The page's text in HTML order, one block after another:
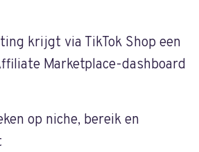
krijgt via TikTok Shop een
Marketplace-dashboard
op niche, bereik en